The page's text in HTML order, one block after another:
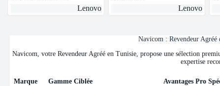
Lenovo
Lenovo
Navicom : Revendeur
Navicom, votre Revendeur Agréé en Tunisie, propose une sélection
expertise
Marque Gamme Ciblée Avantages Pro